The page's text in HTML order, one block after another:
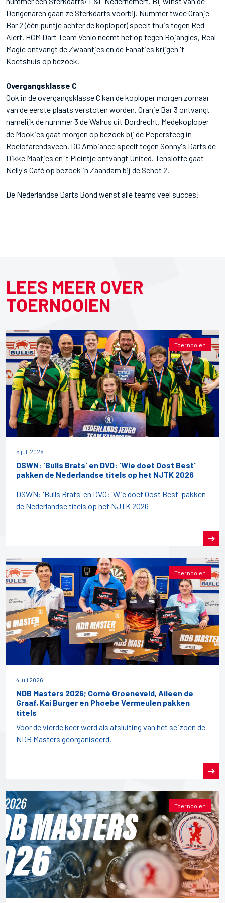
Dongenaren gaan ze Sterkdarts voorbij. Nummer twee Oranje
Bar 2 (één puntje achter de koploper) speelt thuis tegen Red
Alert. HCM Dart Team Venlo neemt het op tegen Bojangles, Real
Magic ontvangt de Zwaantjes en de Fanatics krijgen 't
Koetshuis op bezoek.
Overgangsklasse C
Ook in de overgangsklasse C kan de koploper morgen zomaar
van de eerste plaats verstoten worden. Oranje Bar 3 ontvangt
namelijk de nummer 3 de Walrus uit Dordrecht. Medekoploper
de Mookies gaat morgen op bezoek bij de Pepersteeg in
Roelofarendsveen. DC Ambiance speelt tegen Sonny's Darts de
Dikke Maatjes en 't Pleintje ontvangt United. Tenslotte gaat
Nelly's Café op bezoek in Zaandam bij de Schot 2.
De Nederlandse Darts Bond wenst alle teams veel succes!
LEES MEER OVER
TOERNOOIEN
Toernooien
5 juli 2026
DSWN: 'Bulls Brats' en DVO: 'Wie doet Oost Best'
pakken de Nederlandse titels op het NJTK 2026
DSWN: 'Bulls Brats' en DVO: 'Wie doet Oost Best' pakken
de Nederlandse titels op het NJTK 2026
Toernooien
4 juli 2026
NDB Masters 2026; Corné Groeneveld, Aileen de
Graaf, Kai Burger en Phoebe Vermeulen pakken
titels
Voor de vierde keer werd als afsluiting van het seizoen de
NDB Masters georganiseerd.
Toernooien